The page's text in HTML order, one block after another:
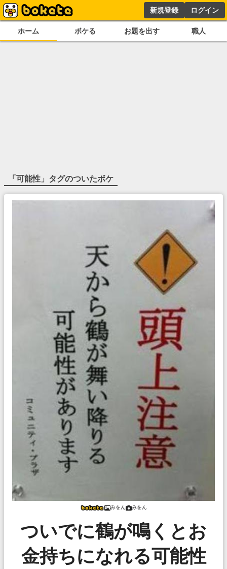
新規登録 ログイン
ホーム ボケる お題を出す 職人
「可能性 」タグのついたボケ
みをん みをん
ついでに鶴が鳴くとお
金持ちになれる可能性